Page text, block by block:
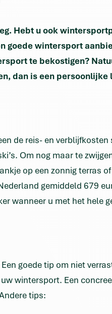
Hebt u ook
goede wintersport
te bekostigen?
dan is een persoonlijke
de reis- en
Om nog maar te
op een zonnig terras
gemiddeld 679
wanneer u met het hele
goede tip om niet
wintersport. Een
tips: